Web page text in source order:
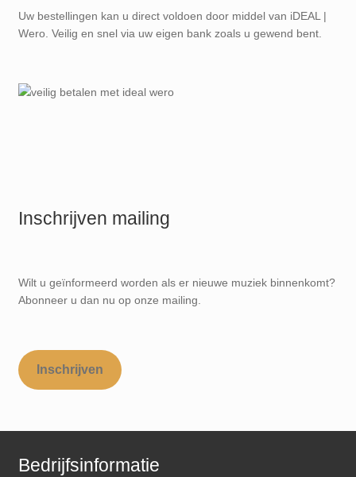
Uw bestellingen kan u direct voldoen door middel van iDEAL |
Wero. Veilig en snel via uw eigen bank zoals u gewend bent.
Inschrijven mailing
Wilt u geïnformeerd worden als er nieuwe muziek binnenkomt?
Abonneer u dan nu op onze mailing.
Inschrijven
Bedrijfsinformatie